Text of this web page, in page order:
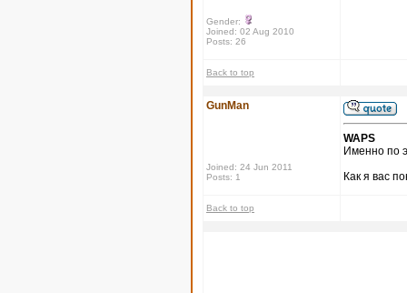
Gender:
Joined: 02 Aug 2010
Posts: 26
Back to top
GunMan
Joined: 24 Jun 2011
Posts: 1
WAPS
Именно по
Как я вас
Back to top